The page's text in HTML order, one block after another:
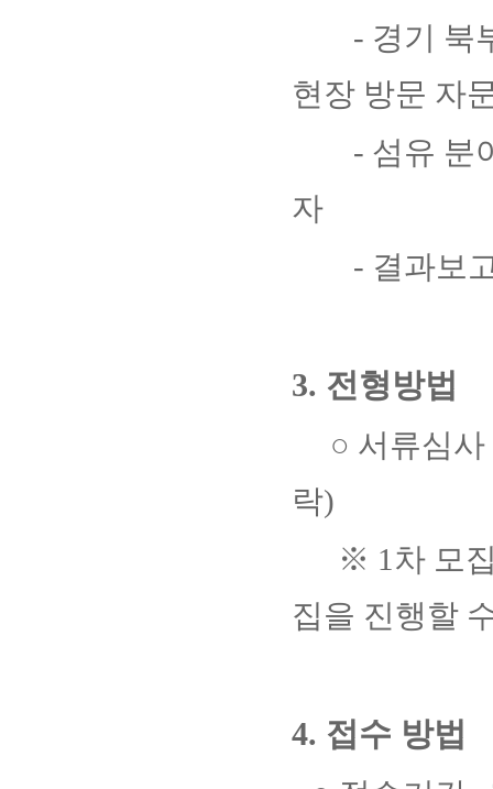
- 경기 북
현장 방문 자
- 섬유 분
자
- 결과보
3. 전형방법
○ 서류심사
락)
※ 1 차 모
집을 진행할
4. 접수 방법